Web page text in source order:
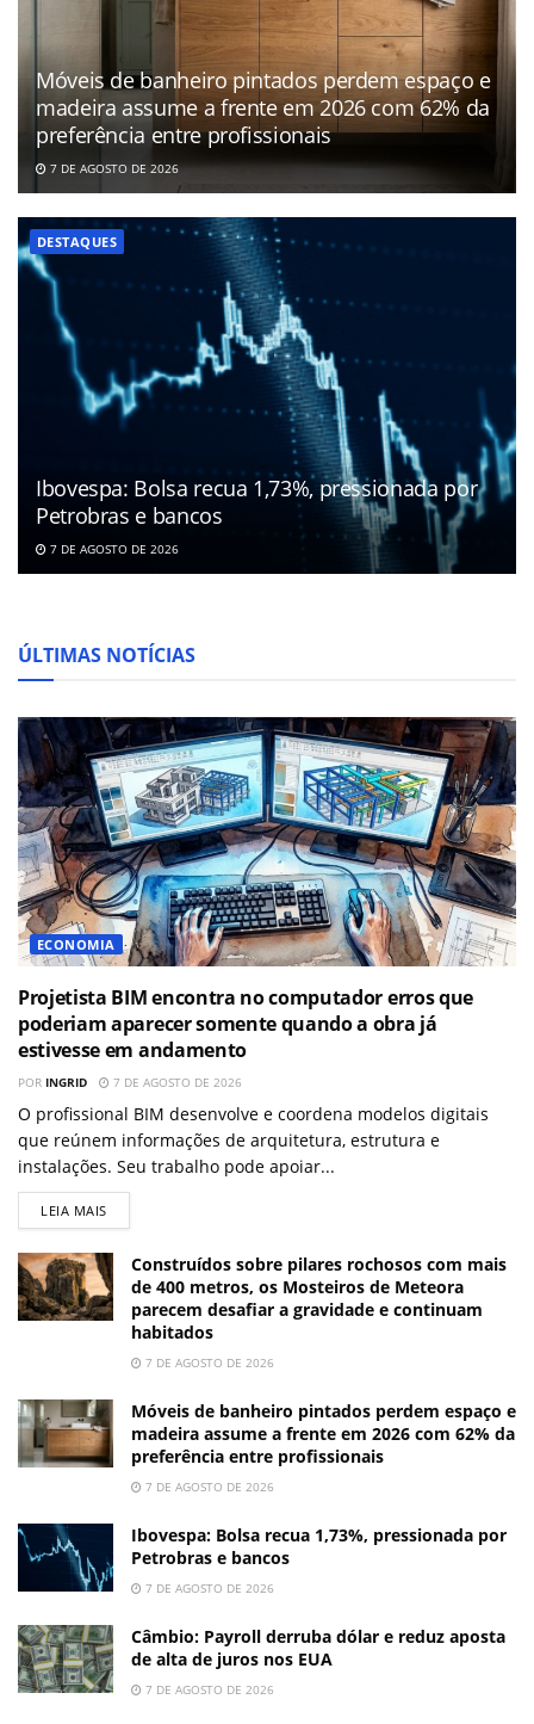
Móveis de banheiro pintados perdem espaço e
madeira assume a frente em 2026 com 62% da
preferência entre profissionais
7 DE AGOSTO DE 2026
DESTAQUES
Ibovespa: Bolsa recua 1,73%, pressionada por
Petrobras e bancos
7 DE AGOSTO DE 2026
ÚLTIMAS NOTÍCIAS
ECONOMIA
Projetista BIM encontra no computador erros que
poderiam aparecer somente quando a obra já
estivesse em andamento
POR INGRID 7 DE AGOSTO DE 2026
O profissional BIM desenvolve e coordena modelos digitais
que reúnem informações de arquitetura, estrutura e
instalações. Seu trabalho pode apoiar...
LEIA MAIS
Construídos sobre pilares rochosos com mais
de 400 metros, os Mosteiros de Meteora
parecem desafiar a gravidade e continuam
habitados
7 DE AGOSTO DE 2026
Móveis de banheiro pintados perdem espaço e
madeira assume a frente em 2026 com 62% da
preferência entre profissionais
7 DE AGOSTO DE 2026
Ibovespa: Bolsa recua 1,73%, pressionada por
Petrobras e bancos
7 DE AGOSTO DE 2026
Câmbio: Payroll derruba dólar e reduz aposta
de alta de juros nos EUA
7 DE AGOSTO DE 2026